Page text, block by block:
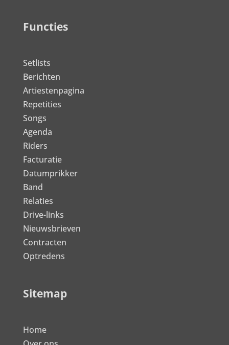
Functies
Setlists
Berichten
Artiestenpagina
Repetities
Songs
Agenda
Riders
Facturatie
Datumprikker
Band
Relaties
Drive-links
Nieuwsbrieven
Contracten
Optredens
Sitemap
Home